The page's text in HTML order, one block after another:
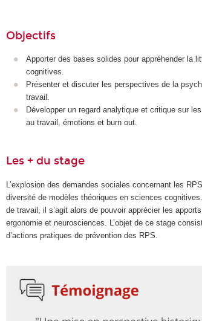
Objectifs
Apporter des bases solides pour appréhender la
cognitives.
Présenter et discuter les perspectives de la
travail.
Développer un regard analytique et critique sur
au travail, émotions et burn out.
Les + du stage
L’explosion des demandes sociales concernant les
diversité de modèles théoriques en sciences
de travail, il s’agit alors de pouvoir apprécier les
ergonomie et neurosciences. L’objet de ce stage
d’actions pratiques de prévention des RPS.